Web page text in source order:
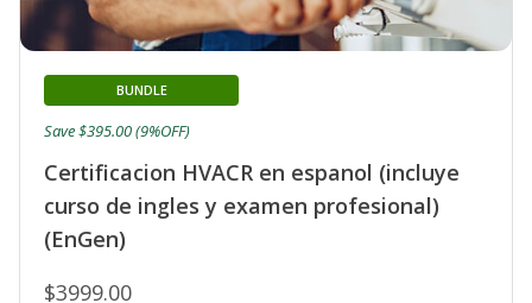
Certificacion HVACR en espanol (incluye
curso de ingles y examen profesional)
(EnGen)
BUNDLE
$3999.00
Save $395.00 (9%OFF)